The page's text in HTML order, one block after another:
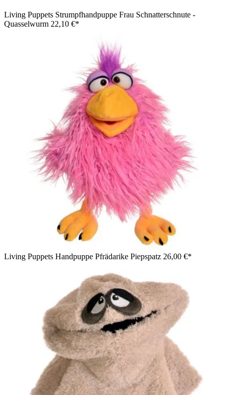
Living Puppets Strumpfhandpuppe Frau Schnatterschnute -
Quasselwurm 22,10 €*
Living Puppets Handpuppe Pfrädarike Piepspatz 26,00 €*